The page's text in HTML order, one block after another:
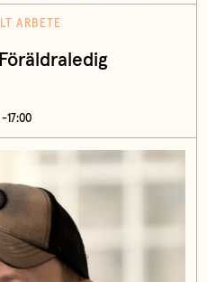
ARBETE
17:00